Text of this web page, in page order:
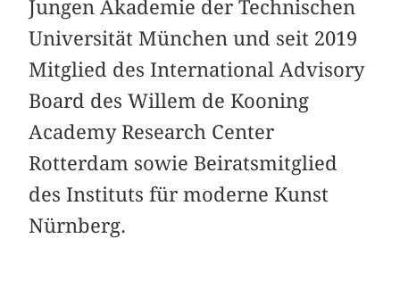
Jungen Akademie der Technischen
Universität München und seit 2019
Mitglied des International Advisory
Board des Willem de Kooning
Academy Research Center
Rotterdam sowie Beiratsmitglied
des Instituts für moderne Kunst
Nürnberg.